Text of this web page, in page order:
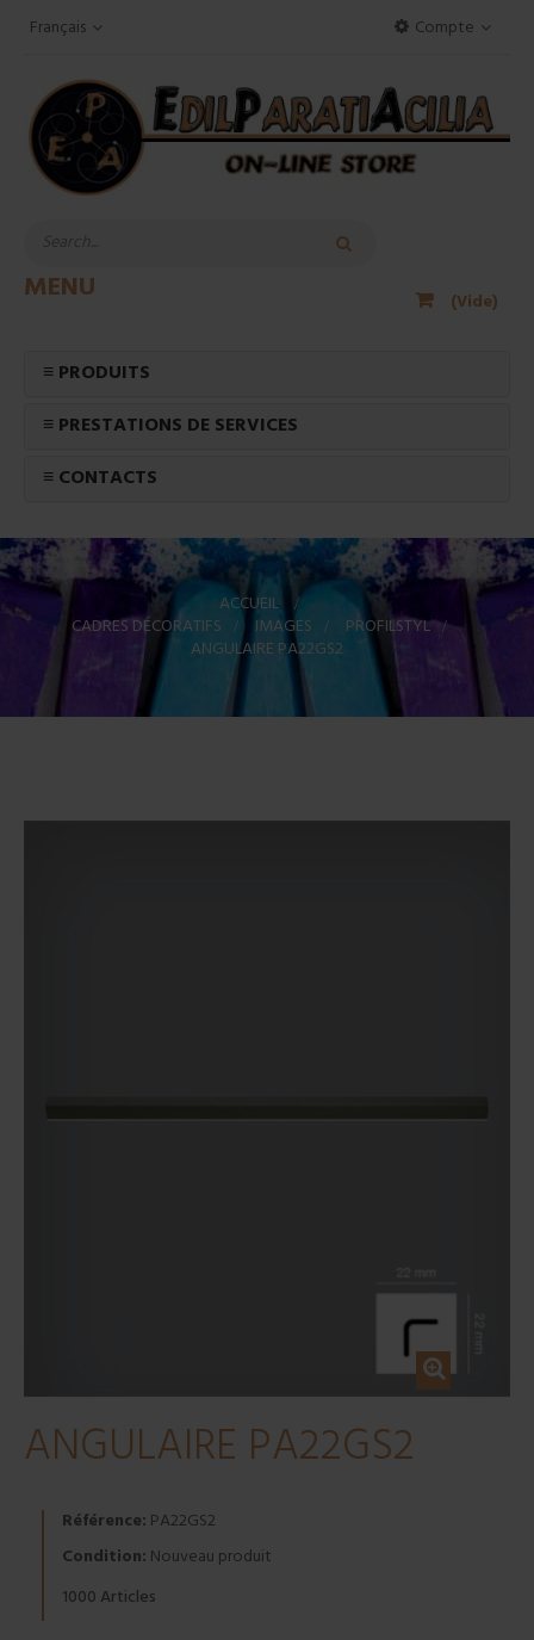
Compte
Français
(Vide)
MENU
≡ PRODUITS
≡ PRESTATIONS DE SERVICES
≡ CONTACTS
ACCUEIL >
CADRES DÉCORATIFS > IMAGES > PROFILSTYL >
ANGULAIRE PA22GS2
ANGULAIRE PA22GS2
Référence: PA22GS2
Condition: Nouveau produit
1000 Articles